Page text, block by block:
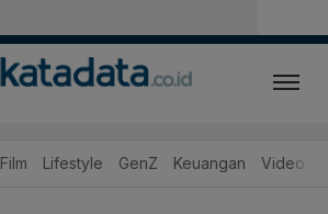
Film Lifestyle GenZ Keuangan Video